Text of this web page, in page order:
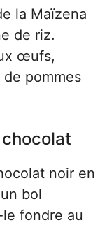
la Maïzena
de riz.
œufs,
pommes
chocolat
noir en
bol
fondre au